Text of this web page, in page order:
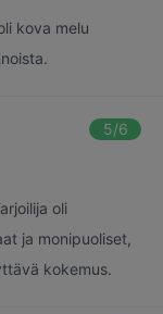
kova melu
5/6
oli
ja monipuoliset,
kokemus.